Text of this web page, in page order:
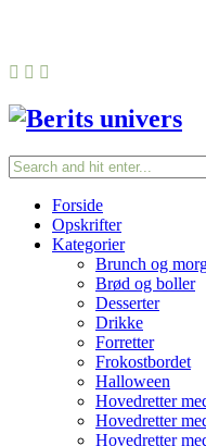
Forside
Opskrifter
Kategorier
Brunch og
Brød og boller
Desserter
Drikke
Forretter
Frokostbordet
Halloween
Hovedretter
Hovedretter
Hovedretter